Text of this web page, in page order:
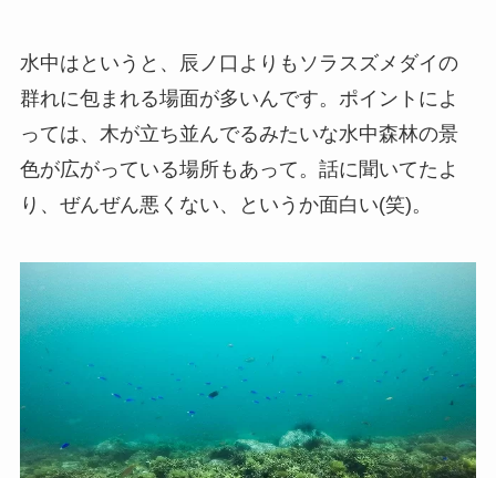
水中はというと、辰ノ口よりもソラスズメダイの
群れに包まれる場面が多いんです。ポイントによ
っては、木が立ち並んでるみたいな水中森林の景
色が広がっている場所もあって。話に聞いてたよ
り、ぜんぜん悪くない、というか面白い(笑)。